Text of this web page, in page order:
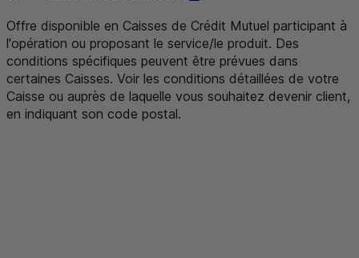
Offre disponible en Caisses de Crédit Mutuel participant à
l'opération ou proposant le service/le produit. Des
conditions spécifiques peuvent être prévues dans
certaines Caisses. Voir les conditions détaillées de votre
Caisse ou auprès de laquelle vous souhaitez devenir client,
en indiquant son code postal.